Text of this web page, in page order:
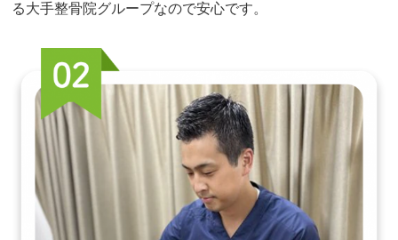
る大手整骨院グループなので安心です。